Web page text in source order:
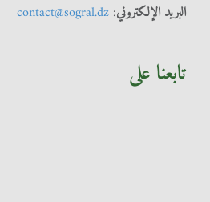
البريد الإلكتروني:
contact@sogral.dz
تابعنا على